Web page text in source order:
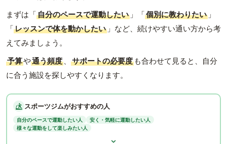
まずは「自分のペースで運動したい 」「個別に教わりたい 」
「レッスンで体を動かしたい 」など、続けやすい通い方から考
えてみましょう。
予算や通う頻度 、 サポートの必要度 も合わせて見ると、自分
に合う施設を探しやすくなります。
スポーツジムがおすすめの人
自分のペースで運動したい人
安く・気軽に運動したい人
様々な運動をして楽しみたい人